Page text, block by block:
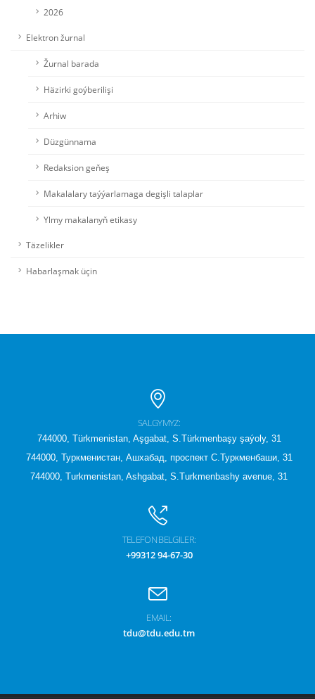
2026
Elektron žurnal
Žurnal barada
Häzirki goýberilişi
Arhiw
Düzgünnama
Redaksion geňeş
Makalalary taýýarlamaga degişli talaplar
Ylmy makalanyň etikasy
Täzelikler
Habarlaşmak üçin
SALGYMYZ:
744000, Türkmenistan, Aşgabat, S.Türkmenbaşy şaýoly, 31
744000, Туркменистан, Ашхабад, проспект С.Туркменбаши, 31
744000, Turkmenistan, Ashgabat, S.Turkmenbashy avenue, 31
TELEFON BELGILER:
+99312 94-67-30
EMAIL:
tdu@tdu.edu.tm